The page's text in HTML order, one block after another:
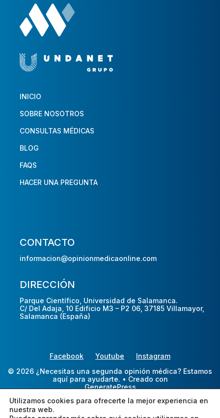
INICIO
SOBRE NOSOTROS
CONSULTAS MÉDICAS
BLOG
FAQS
HACER UNA PREGUNTA
CONTACTO
informacion@opinionmedicaonline.com
DIRECCIÓN
Parque Científico, Universidad de Salamanca.
C/ Del Adaja, 10 Edificio M3 – P2 06, 37185 Villamayor,
Salamanca (España)
Facebook Youtube
Instagram
© 2026 ¿Necesitas una segunda opinión médica? Estamos
aquí para ayudarte. • Creado con
GeneratePress
Utilizamos cookies para ofrecerte la mejor experiencia en
nuestra web.